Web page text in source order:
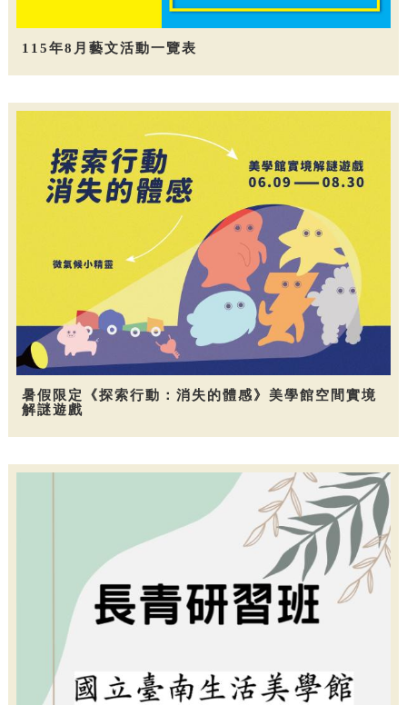
115年8月藝文活動一覽表
暑假限定《探索行動：消失的體感》美學館空間實境
解謎遊戲